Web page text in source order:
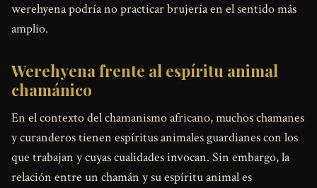
werehyena podría no practicar brujería en el sentido más
amplio.
Werehyena frente al espíritu animal
chamánico
En el contexto del chamanismo africano, muchos chamanes
y curanderos tienen espíritus animales guardianes con los
que trabajan y cuyas cualidades invocan. Sin embargo, la
relación entre un chamán y su espíritu animal es